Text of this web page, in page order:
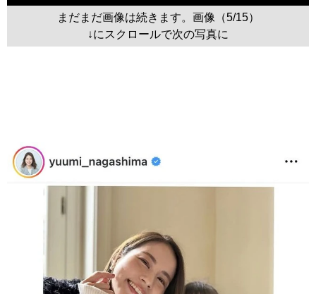
まだまだ画像は続きます。画像（5/15）
↓にスクロールで次の写真に